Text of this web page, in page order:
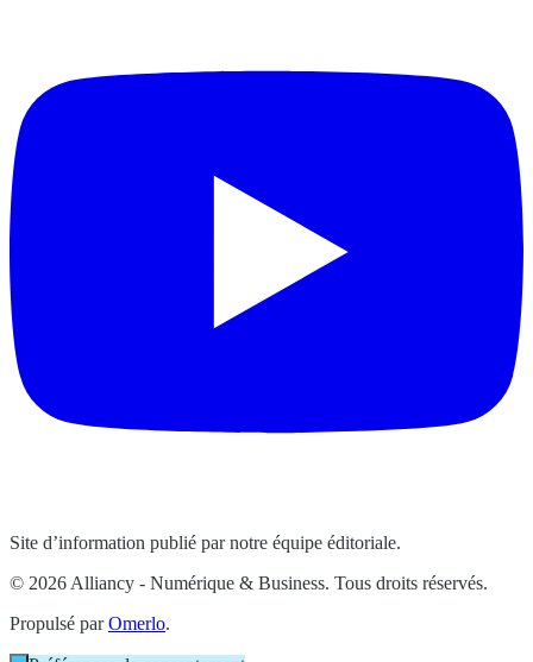
Site d’information publié par notre équipe éditoriale.
© 2026 Alliancy - Numérique & Business. Tous droits réservés.
Propulsé parOmerlo.